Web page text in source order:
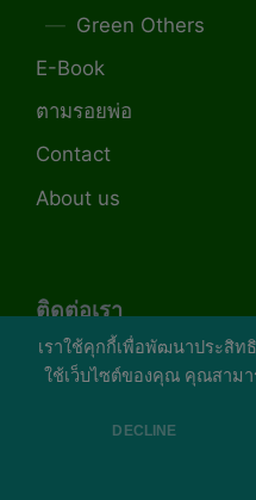
เราใช้คุกกี้เพื่อพัฒนาประสิ
ใช้เว็บไซต์ของคุณ คุณสามา
DECLINE
Green Others
E-Book
ตามรอยพ่อ
Contact
About us
ติดต่อเรา
บริษัท พราว คอร์เปอเร
898/37 อีโค สเปซ เ